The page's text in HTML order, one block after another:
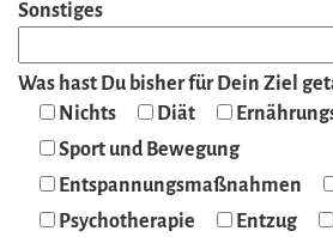
Sonstiges
Was hast Du bisher für Dein Ziel
Nichts
Diät
Sport und Bewegung
Entspannungsmaßnahmen
Psychotherapie
Entzug